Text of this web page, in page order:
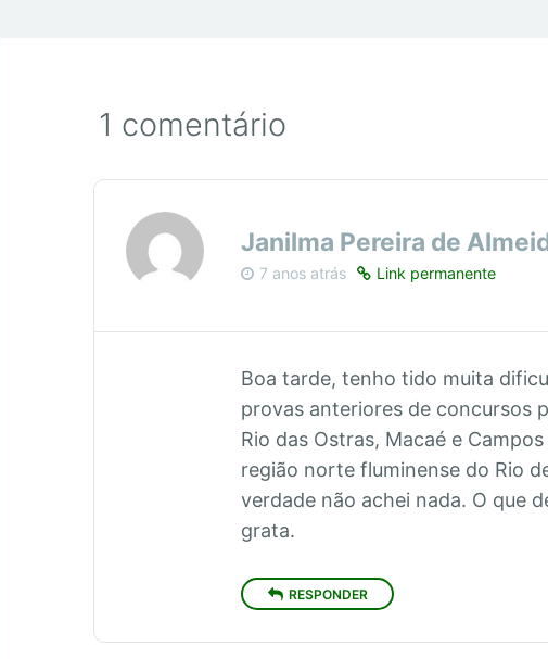
1 comentário
Janilma Pereira de
7 anos atrás Link permanente
Boa tarde, tenho tido muita
provas anteriores de concursos
Rio das Ostras, Macaé e
região norte fluminense do Rio
verdade não achei nada. O que
grata.
RESPONDER